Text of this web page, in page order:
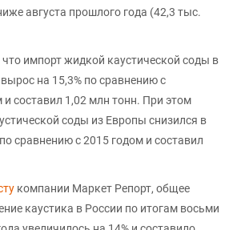
августа прошлого года (42,3 тыс.
что импорт жидкой каустической соды в
на 15,3% по сравнению с
составил 1,02 млн тонн. При этом
соды из Европы снизился в
сравнению с 2015 годом и составил
компании Маркет Репорт, общее
каустика в России по итогам восьми